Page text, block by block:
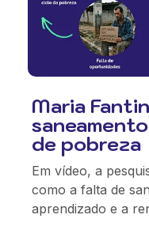
Maria
de pobreza
Em vídeo, a
como a falta de
aprendizado e a